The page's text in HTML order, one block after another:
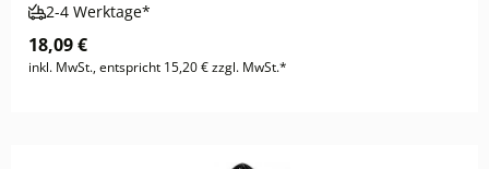
2-4 Werktage*
18,09 €
inkl. MwSt., entspricht 15,20 € zzgl. MwSt.*